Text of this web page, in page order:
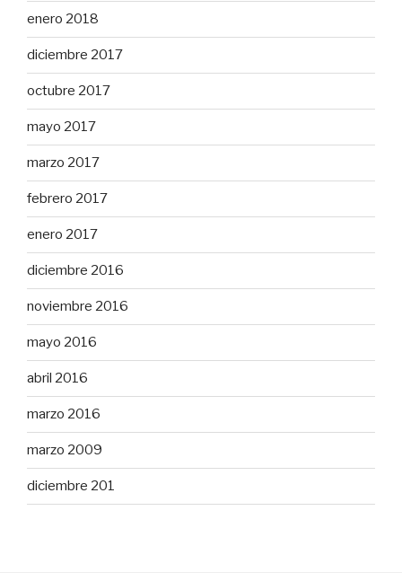
enero 2018
diciembre 2017
octubre 2017
mayo 2017
marzo 2017
febrero 2017
enero 2017
diciembre 2016
noviembre 2016
mayo 2016
abril 2016
marzo 2016
marzo 2009
diciembre 201